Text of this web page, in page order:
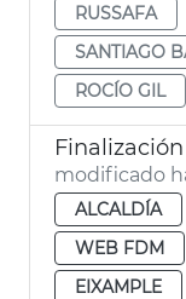
RUSSAFA
SANTIAGO
ROCÍO GIL
modificado
ALCALDÍA
WEB FDM
EIXAMPLE